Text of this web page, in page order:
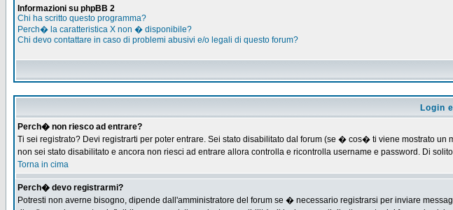
Informazioni su phpBB 2
Chi ha scritto questo programma?
Perch� la caratteristica X non � disponibile?
Chi devo contattare in caso di problemi abusivi e/o legali di questo forum?
Login
Perch� non riesco ad entrare?
Ti sei registrato? Devi registrarti per poter entrare. Sei stato disabilitato dal forum (se � cos� ti viene mostrato
non sei stato disabilitato e ancora non riesci ad entrare allora controlla e ricontrolla username e password. Di
Torna in cima
Perch� devo registrarmi?
Potresti non averne bisogno, dipende dall'amministratore del forum se � necessario registrarsi per inviare